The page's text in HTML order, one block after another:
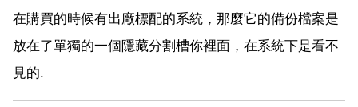
在購買的時候有出廠標配的系統，那麼它的備份檔案是
放在了單獨的一個隱藏分割槽你裡面，在系統下是看不
見的.